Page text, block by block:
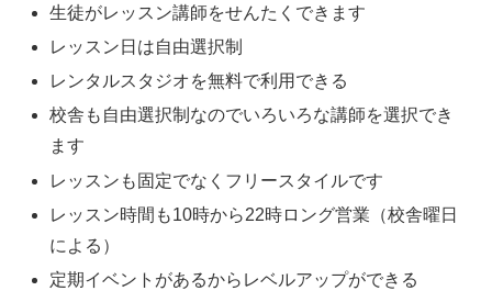
生徒がレッスン講師をせんたくできます
レッスン日は自由選択制
レンタルスタジオを無料で利用できる
校舎も自由選択制なのでいろいろな講師を選択でき
ます
レッスンも固定でなくフリースタイルです
レッスン時間も10時から22時ロング営業（校舎曜日
による）
定期イベントがあるからレベルアップができる